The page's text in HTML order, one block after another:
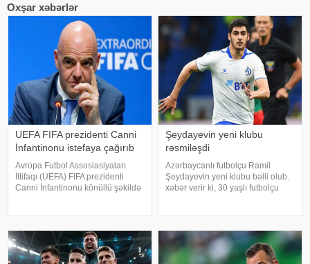
Oxşar xəbərlər
UEFA FIFA prezidenti Canni
İnfantinonu istefaya çağırıb
Avropa Futbol Assosiasiyaları
İttifaqı (UEFA) FIFA prezidenti
Canni İnfantinonu könüllü şəkildə
görə, UEFA rəhbər
Şeydayevin yeni klubu
rəsmiləşdi
Azərbaycanlı futbolçu Ramil
Şeydayevin yeni klubu bəlli olub.
xəbər verir ki, 30 yaşlı futbolçu
mövsümünün sonunadək qüvvəd